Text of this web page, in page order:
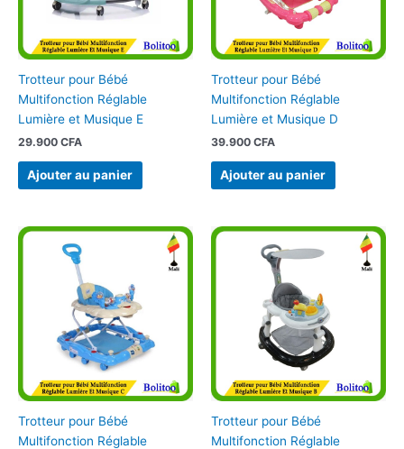
Trotteur pour Bébé
Multifonction Réglable
Lumière et Musique E
29.900 CFA
Ajouter au panier
Trotteur pour Bébé
Multifonction Réglable
Lumière et Musique D
39.900 CFA
Ajouter au panier
Trotteur pour Bébé
Multifonction Réglable
Trotteur pour Bébé
Multifonction Réglable